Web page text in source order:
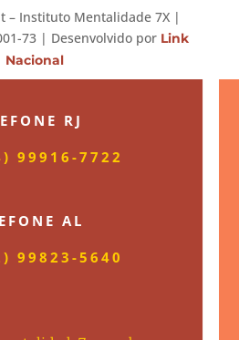
– Instituto Mentalidade 7X |
73 | Desenvolvido por Link
Nacional
RJ
99916-7722
AL
99823-5640